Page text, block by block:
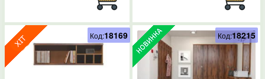
Код:18169 Код:18215